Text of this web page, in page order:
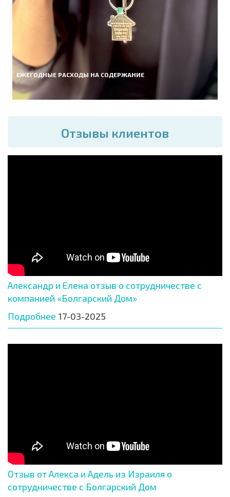
ЕЖЕГОДНЫЕ РАСХОДЫ НА СОДЕРЖАНИЕ
Отзывы клиентов
Александр и Елена отзыв о сотрудничестве с
компанией «Болгарский Дом»
Подробнее 17-03-2025
Отзыв от Алекса и Адель из Израиля о
сотрудничестве с Болгарский Дом